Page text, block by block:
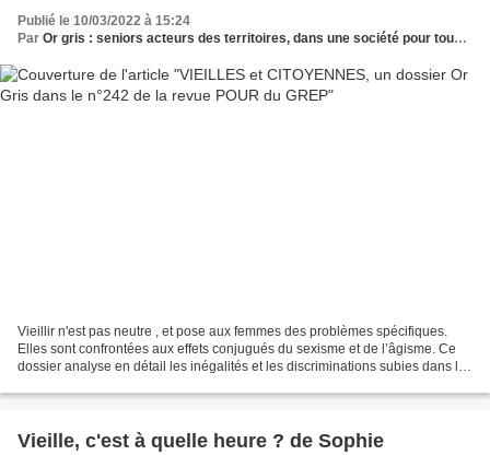
Publié le 10/03/2022 à 15:24
Par Or gris : seniors acteurs des territoires, dans une société pour tous les âges
Vieillir n'est pas neutre , et pose aux femmes des problèmes spécifiques.
Elles sont confrontées aux effets conjugués du sexisme et de l’âgisme. Ce
dossier analyse en détail les inégalités et les discriminations subies dans la
Vieille, c'est à quelle heure ? de Sophie